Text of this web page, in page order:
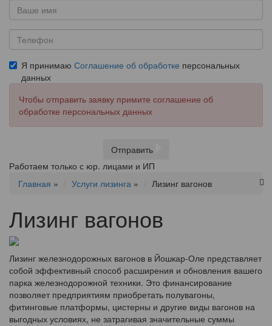
Я принимаю Соглашение об обработке персональных
данных
Чтобы отправить заявку примите соглашение об
обработке персональных данных
Отправить
Работаем только с юр. лицами и ИП
Главная » Услуги лизинга » Лизинг вагонов
Лизинг вагонов
Лизинг железнодорожных вагонов в Йошкар-Оле представляет
собой эффективный способ расширения и обновления вашего
парка железнодорожной техники. Это финансирование
позволяет предприятиям приобретать полувагоны,
фитинговые платформы, цистерны и другие виды вагонов на
выгодных условиях, не затрагивая значительные суммы